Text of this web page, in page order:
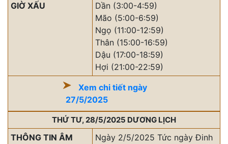
GIỜ XẤU
Dần (3:00-4:59)
Mão (5:00-6:59)
Ngọ (11:00-12:59)
Thân (15:00-16:59)
Dậu (17:00-18:59)
Hợi (21:00-22:59)
Xem chi tiết ngày
27/5/2025
THỨ TƯ, 28/5/2025 DƯƠNG LỊCH
THÔNG TIN ÂM
Ngày 2/5/2025 Tức ngày Đinh